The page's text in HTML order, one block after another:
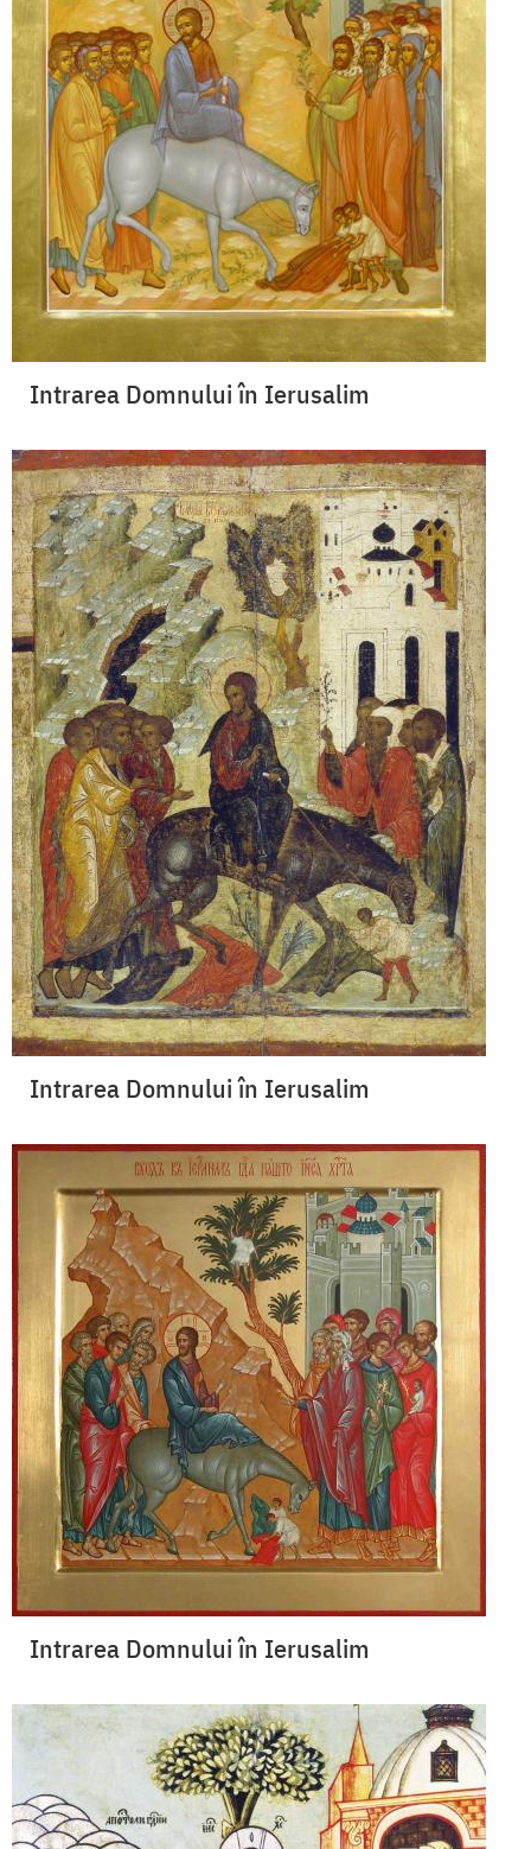
Intrarea Domnului în Ierusalim
Intrarea Domnului în Ierusalim
Intrarea Domnului în Ierusalim